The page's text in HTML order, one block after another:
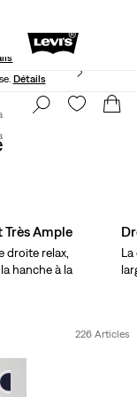
PREMIÈRE COMMANDE
SOLDES.
Détails
Très Ample
droite relax,
hanche à la
226 Articles